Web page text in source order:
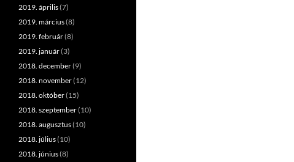
2019. április(7)
2019. március(8)
2019. február(8)
2019. január(3)
2018. december(9)
2018. november(12)
2018. október(15)
2018. szeptember(10)
2018. augusztus(10)
2018. július(10)
2018. június(8)